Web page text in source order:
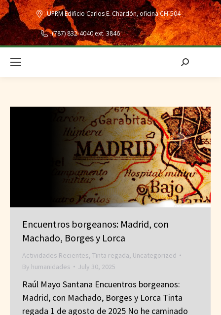
UPRM Edificio Carlos E. Chardón, oficina CH-504
(787) 832-4040 ext. 3846
Search:
Encuentros borgeanos: Madrid, con
Machado, Borges y Lorca
Actividades Recientes, Tinta regada, Uncategorized
By humanidades July 30, 2025
Raúl Mayo Santana Encuentros borgeanos:
Madrid, con Machado, Borges y Lorca Tinta
regada 1 de agosto de 2025 No he caminado